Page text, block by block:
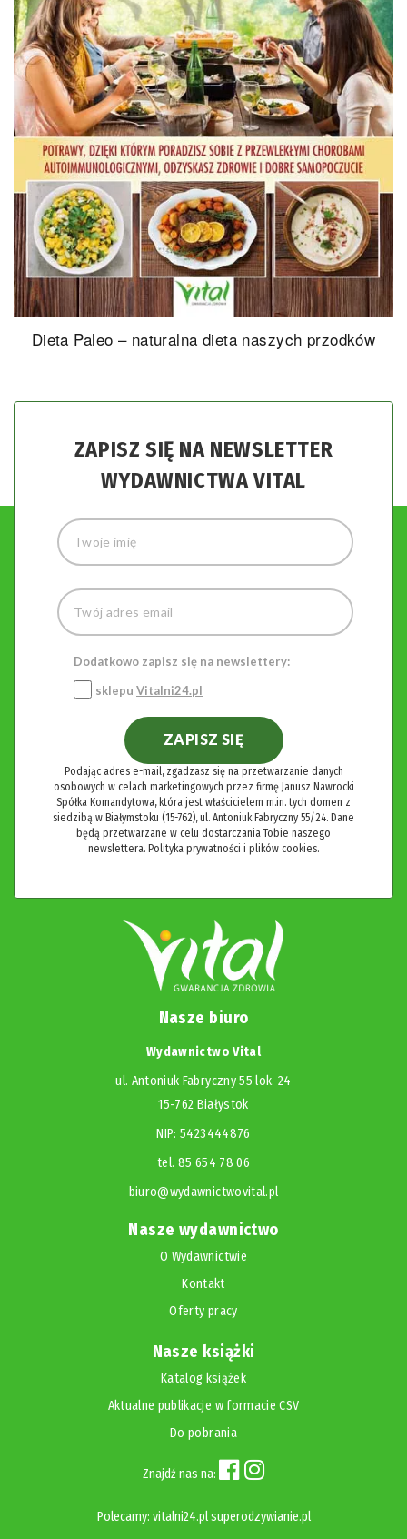
Dieta Paleo – naturalna dieta naszych przodków
ZAPISZ SIĘ NA NEWSLETTER
WYDAWNICTWA VITAL
Dodatkowo zapisz się na newslettery:
sklepu Vitalni24.pl
ZAPISZ SIĘ
Podając adres e-mail, zgadzasz się na przetwarzanie danych
osobowych w celach marketingowych przez firmę Janusz Nawrocki
Spółka Komandytowa, która jest właścicielem m.in. tych domen z
siedzibą w Białymstoku (15-762), ul. Antoniuk Fabryczny 55/24. Dane
będą przetwarzane w celu dostarczania Tobie naszego
newslettera. Polityka prywatności i plików cookies.
Nasze biuro
Wydawnictwo Vital
ul. Antoniuk Fabryczny 55 lok. 24
15-762 Białystok
NIP: 5423444876
tel. 85 654 78 06
biuro@wydawnictwovital.pl
Nasze wydawnictwo
O Wydawnictwie
Kontakt
Oferty pracy
Nasze książki
Katalog książek
Aktualne publikacje w formacie CSV
Do pobrania
Znajdź nas na:
Polecamy: vitalni24.pl superodzywianie.pl